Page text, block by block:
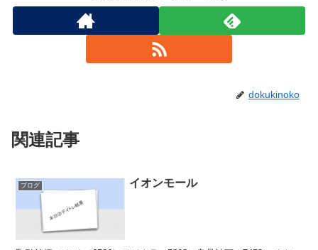
dokukinoko
関連記事
ブログ イオンモール